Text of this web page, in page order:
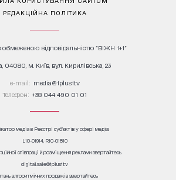
РЕДАКЦІЙНА ПОЛІТИКА
обмеженою відповідальністю "ВІЖН 1+1"
04080, м. Київ, вул. Кирилівська, 23
е-mail: media@1plus1.tv
Телефон: +38 044 490 01 01
медіа в Реєстрі суб’єктів у сфері медіа:
L10-01914, R10-01810
співпраці й розміщення реклами звертайтесь
digital.sale@1plus1.tv
алгоритмічних продажів звертайтесь